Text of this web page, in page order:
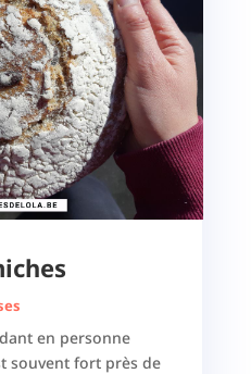
en personne
souvent fort près de